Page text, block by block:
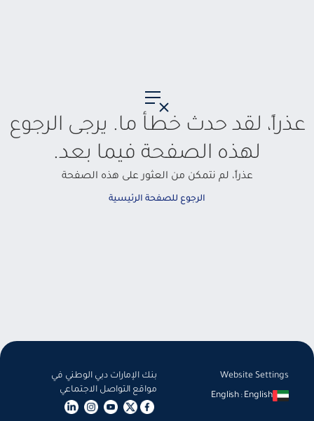
عذراً، لقد حدث خطأ ما. يرجى الرجوع
لهذه الصفحة فيما بعد.
عذراً، لم نتمكن من العثور على هذه الصفحة
الرجوع للصفحة الرئيسية
Website Settings
English
:
English
بنك الإمارات دبي الوطني في
مواقع التواصل الاجتماعي